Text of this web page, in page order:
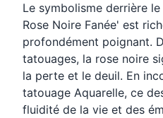
Le symbolisme derrière
Rose Noire Fanée' est
profondément poignant.
tatouages, la rose noire
la perte et le deuil. En
tatouage Aquarelle, ce
fluidité de la vie et des